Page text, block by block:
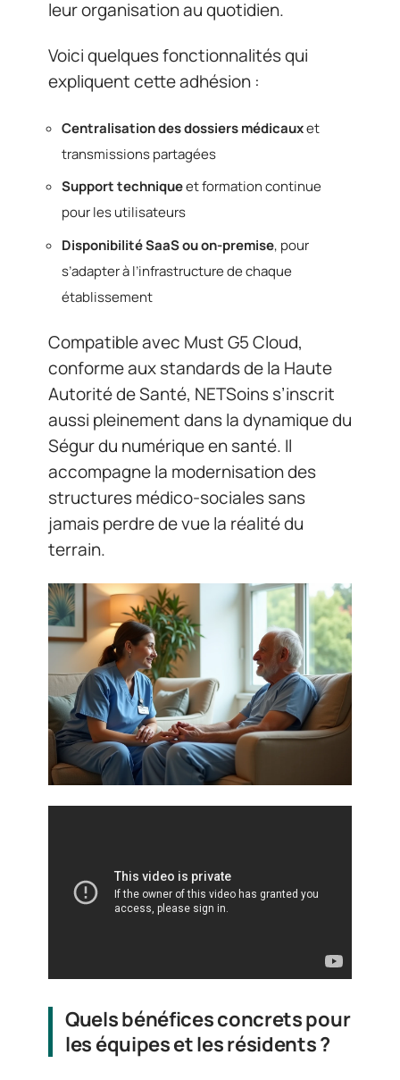
leur organisation au quotidien.
Voici quelques fonctionnalités qui
expliquent cette adhésion :
Centralisation des dossiers médicauxet
transmissions partagées
Support techniqueet formation continue
pour les utilisateurs
Disponibilité SaaS ou on-premise, pour
s’adapter à l’infrastructure de chaque
établissement
Compatible avec Must G5 Cloud,
conforme aux standards de la Haute
Autorité de Santé, NETSoins s’inscrit
aussi pleinement dans la dynamique du
Ségur du numérique en santé. Il
accompagne la modernisation des
structures médico-sociales sans
jamais perdre de vue la réalité du
terrain.
Quels bénéfices concrets pour
les équipes et les résidents ?